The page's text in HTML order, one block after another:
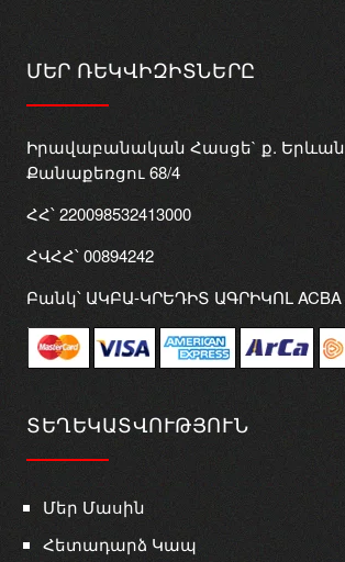
ՄԵՐ ՌԵԿՎԻԶԻՏՆԵՐԸ
Իրավաբանական Հասցե` ք.
Քանաքեռցու 68/4
ՀՀ՝ 220098532413000
ՀՎՀՀ՝ 00894242
Բանկ՝ ԱԿԲԱ-ԿՐԵԴԻՏ ԱԳՐԻԿՈԼ ACBA
ՏԵՂԵԿԱՏՎՈՒԹՅՈՒՆ
Մեր Մասին
Հետադարձ Կապ